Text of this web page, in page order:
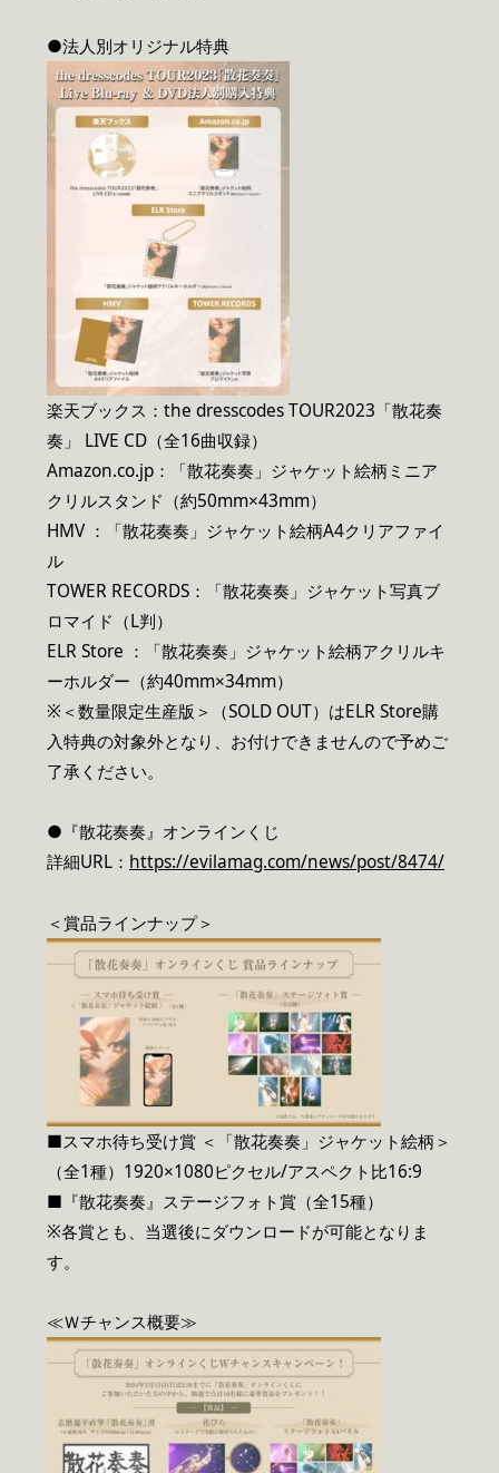
●法人別オリジナル特典
楽天ブックス：the dresscodes TOUR2023「散花奏
奏」 LIVE CD（全16曲収録）
Amazon.co.jp：「散花奏奏」ジャケット絵柄ミニア
クリルスタンド（約50mm×43mm）
HMV ：「散花奏奏」ジャケット絵柄A4クリアファイ
ル
TOWER RECORDS：「散花奏奏」ジャケット写真ブ
ロマイド（L判）
ELR Store ：「散花奏奏」ジャケット絵柄アクリルキ
ーホルダー（約40mm×34mm）
※＜数量限定生産版＞（SOLD OUT）はELR Store購
入特典の対象外となり、お付けできませんので予めご
了承ください。
●『散花奏奏』オンラインくじ
詳細URL： https://evilamag.com/news/post/8474/
＜賞品ラインナップ＞
■スマホ待ち受け賞 ＜「散花奏奏」ジャケット絵柄＞
（全1種）1920×1080ピクセル/アスペクト比16:9
■『散花奏奏』ステージフォト賞（全15種）
※各賞とも、当選後にダウンロードが可能となりま
す。
≪Ｗチャンス概要≫